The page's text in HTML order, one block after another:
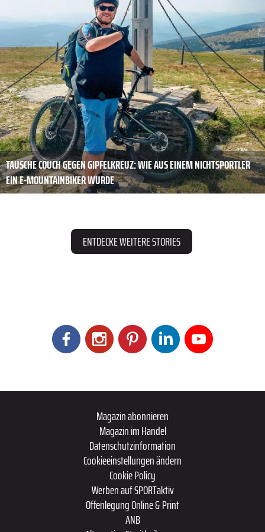
TAUSCHE COUCH GEGEN GIPFELKREUZ: WIE AUS EINEM NICHTSPORTLER
EIN E-MOUNTAINBIKER WURDE
ENTDECKE WEITERE STORIES
Magazin abonnieren
Magazin im Handel
Datenschutzinformation
Cookieeinstellungen ändern
Cookie Policy
Werben auf SPORTaktiv
Offenlegung Online & Print
ANB